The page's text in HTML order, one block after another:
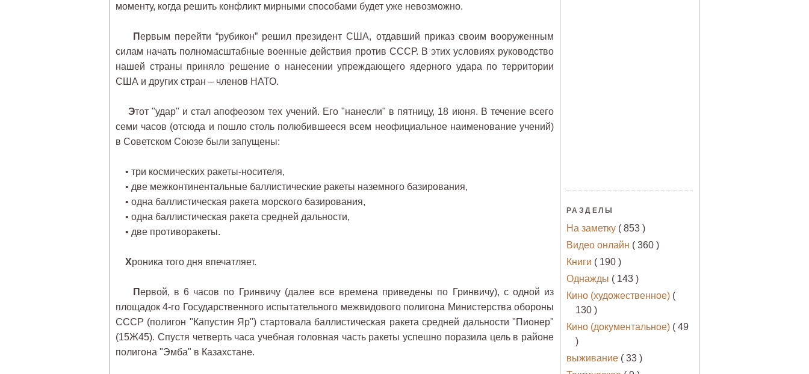
моменту, когда решить конфликт мирными способами будет уже невозможно.
Первым перейти “рубикон” решил президент США, отдавший приказ своим вооруженным
силам начать полномасштабные военные действия против СССР. В этих условиях руководство
нашей страны приняло решение о нанесении упреждающего ядерного удара по территории
США и других стран – членов НАТО.
Этот "удар" и стал апофеозом тех учений. Его "нанесли" в пятницу, 18 июня. В течение всего
семи часов (отсюда и пошло столь полюбившееся всем неофициальное наименование учений)
в Советском Союзе были запущены:
• три космических ракеты-носителя,
• две межконтинентальные баллистические ракеты наземного базирования,
• одна баллистическая ракета морского базирования,
• одна баллистическая ракета средней дальности,
• две противоракеты.
Хроника того дня впечатляет.
Первой, в 6 часов по Гринвичу (далее все времена приведены по Гринвичу), с одной из
площадок 4-го Государственного испытательного межвидового полигона Министерства обороны
СССР (полигон "Капустин Яр") стартовала баллистическая ракета средней дальности "Пионер"
(15Ж45). Спустя четверть часа учебная головная часть ракеты успешно поразила цель в районе
полигона "Эмба" в Казахстане.
РАЗДЕЛЫ
На заметку ( 853 )
Видео онлайн ( 360 )
Книги ( 190 )
Однажды ( 143 )
Кино (художественное) (
130 )
Кино (документальное) ( 49
)
выживание ( 33 )